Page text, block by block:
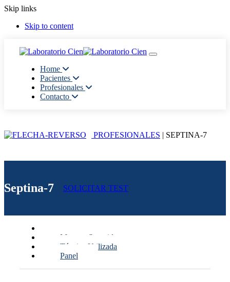
Skip links
Skip to content
Toggle navigation
Home
Pacientes
Profesionales
Contacto
PROFESIONALES | SEPTINA-7
Septina-7 SOLICITAR TEST
Muestra Sugerida
Técnica Utilizada
Panel